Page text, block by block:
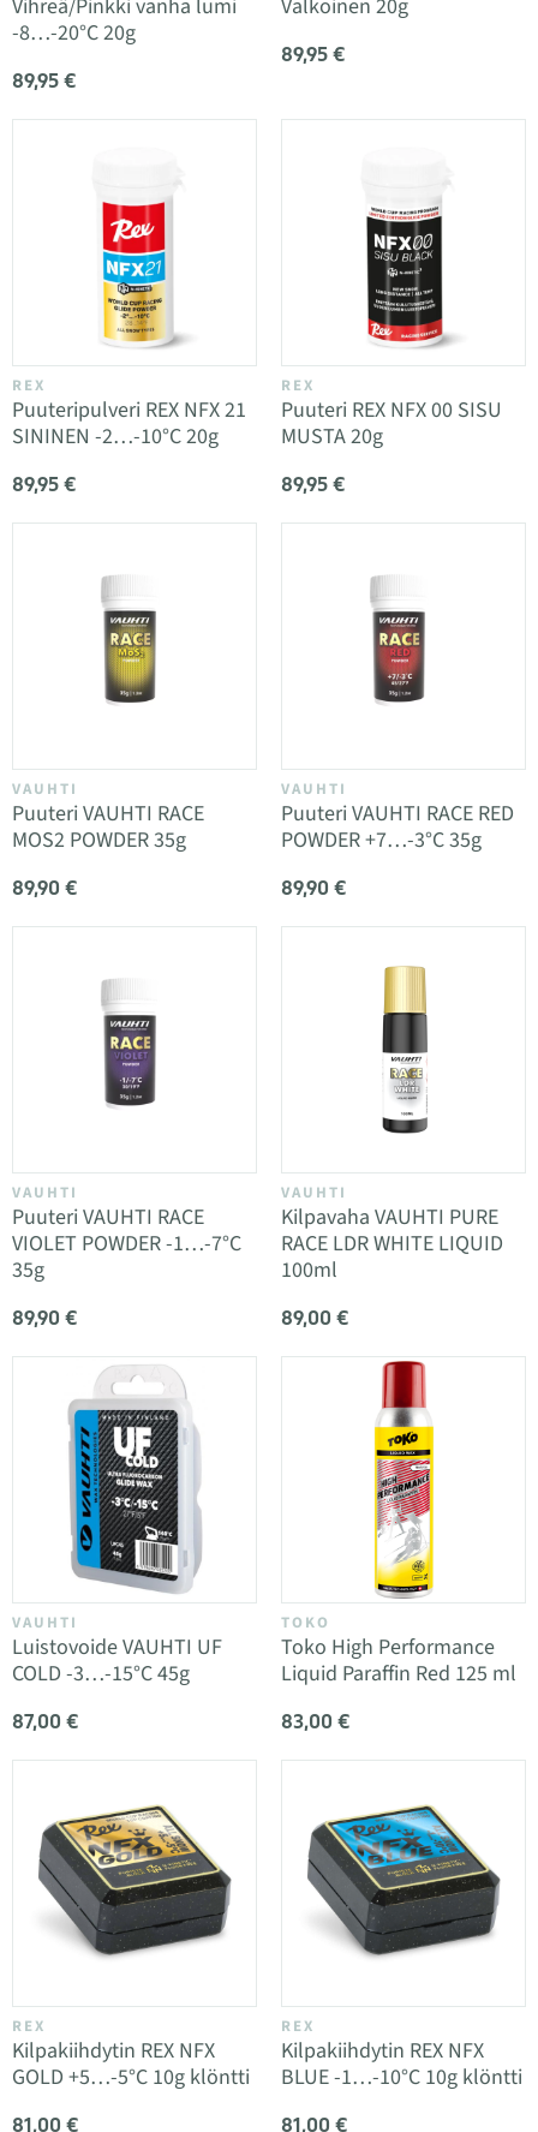
Vihreä/Pinkki vanha lumi
-8…-20°C 20g
89,95 €
Valkoinen 20g
89,95 €
REX
Puuteripulveri REX NFX 21
SININEN -2…-10°C 20g
89,95 €
REX
Puuteri REX NFX 00 SISU
MUSTA 20g
89,95 €
VAUHTI
Puuteri VAUHTI RACE
MOS2 POWDER 35g
89,90 €
VAUHTI
Puuteri VAUHTI RACE RED
POWDER +7…-3°C 35g
89,90 €
VAUHTI
Puuteri VAUHTI RACE
VIOLET POWDER -1…-7°C
35g
89,90 €
VAUHTI
Kilpavaha VAUHTI PURE
RACE LDR WHITE LIQUID
100ml
89,00 €
VAUHTI
Luistovoide VAUHTI UF
COLD -3…-15°C 45g
87,00 €
TOKO
Toko High Performance
Liquid Paraffin Red 125 ml
83,00 €
REX
Kilpakiihdytin REX NFX
GOLD +5…-5°C 10g klöntti
81,00 €
REX
Kilpakiihdytin REX NFX
BLUE -1…-10°C 10g klöntti
81,00 €